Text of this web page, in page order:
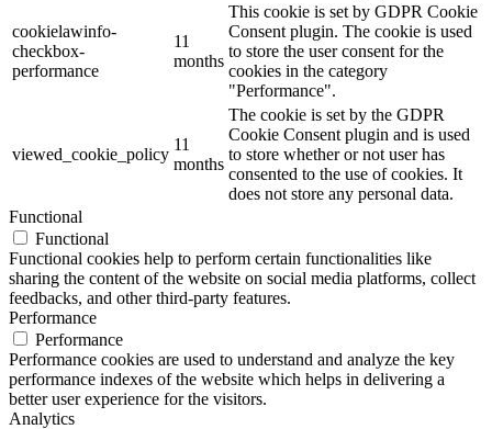
cookielawinfo-
checkbox-
performance
11
months
This cookie is set by GDPR Cookie
Consent plugin. The cookie is used
to store the user consent for the
cookies in the category
"Performance".
viewed_cookie_policy
11
months
The cookie is set by the GDPR
Cookie Consent plugin and is used
to store whether or not user has
consented to the use of cookies. It
does not store any personal data.
Functional
Functional
Functional cookies help to perform certain functionalities like
sharing the content of the website on social media platforms, collect
feedbacks, and other third-party features.
Performance
Performance
Performance cookies are used to understand and analyze the key
performance indexes of the website which helps in delivering a
better user experience for the visitors.
Analytics